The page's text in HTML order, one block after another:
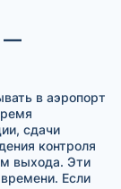
—
в аэропорт
сдачи
контроля
выхода. Эти
Если